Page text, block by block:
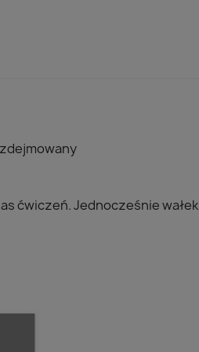
ćwiczeń. Jednocześnie wałek